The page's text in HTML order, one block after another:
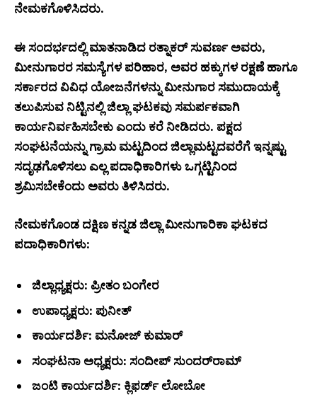
ನೇಮಕಗೊಳಿಸಿದರು.
ಈ ಸಂದರ್ಭದಲ್ಲಿ ಮಾತನಾಡಿದ ರತ್ನಾಕರ್ ಸುವರ್ಣ ಅವರು,
ಮೀನುಗಾರರ ಸಮಸ್ಯೆಗಳ ಪರಿಹಾರ, ಅವರ ಹಕ್ಕುಗಳ ರಕ್ಷಣೆ ಹಾಗೂ
ಸರ್ಕಾರದ ವಿವಿಧ ಯೋಜನೆಗಳನ್ನು ಮೀನುಗಾರ ಸಮುದಾಯಕ್ಕೆ
ತಲುಪಿಸುವ ನಿಟ್ಟಿನಲ್ಲಿ ಜಿಲ್ಲಾ ಘಟಕವು ಸಮರ್ಪಕವಾಗಿ
ಕಾರ್ಯನಿರ್ವಹಿಸಬೇಕು ಎಂದು ಕರೆ ನೀಡಿದರು. ಪಕ್ಷದ
ಸಂಘಟನೆಯನ್ನು ಗ್ರಾಮ ಮಟ್ಟದಿಂದ ಜಿಲ್ಲಾಮಟ್ಟದವರೆಗೆ ಇನ್ನಷ್ಟು
ಸದೃಢಗೊಳಿಸಲು ಎಲ್ಲ ಪದಾಧಿಕಾರಿಗಳು ಒಗ್ಗಟ್ಟಿನಿಂದ
ಶ್ರಮಿಸಬೇಕೆಂದು ಅವರು ತಿಳಿಸಿದರು.
ನೇಮಕಗೊಂಡ ದಕ್ಷಿಣ ಕನ್ನಡ ಜಿಲ್ಲಾ ಮೀನುಗಾರಿಕಾ ಘಟಕದ
ಪದಾಧಿಕಾರಿಗಳು:
ಜಿಲ್ಲಾಧ್ಯಕ್ಷರು: ಪ್ರೀತಂ ಬಂಗೇರ
ಉಪಾಧ್ಯಕ್ಷರು: ಪುನೀತ್
ಕಾರ್ಯದರ್ಶಿ: ಮನೋಜ್ ಕುಮಾರ್
ಸಂಘಟನಾ ಅಧ್ಯಕ್ಷರು: ಸಂದೀಪ್ ಸುಂದರ್‌ರಾಮ್
ಜಂಟಿ ಕಾರ್ಯದರ್ಶಿ: ಕ್ಲಿಫರ್ಡ್ ಲೋಬೋ